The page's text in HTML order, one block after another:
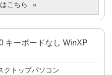
こちら
キーボードなし WinXP
クトップパソコン